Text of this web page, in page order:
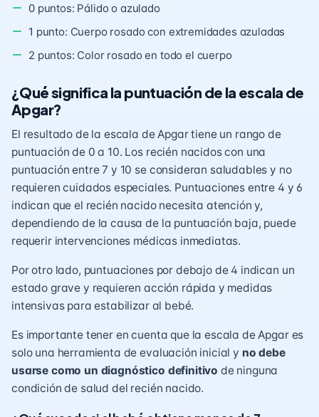
0 puntos: Pálido o azulado
1 punto: Cuerpo rosado con extremidades azuladas
2 puntos: Color rosado en todo el cuerpo
¿Qué significa la puntuación de la escala de
Apgar?
El resultado de la escala de Apgar tiene un rango de
puntuación de 0 a 10. Los recién nacidos con una
puntuación entre 7 y 10 se consideran saludables y no
requieren cuidados especiales. Puntuaciones entre 4 y 6
indican que el recién nacido necesita atención y,
dependiendo de la causa de la puntuación baja, puede
requerir intervenciones médicas inmediatas.
Por otro lado, puntuaciones por debajo de 4 indican un
estado grave y requieren acción rápida y medidas
intensivas para estabilizar al bebé.
Es importante tener en cuenta que la escala de Apgar es
solo una herramienta de evaluación inicial y no debe
usarse como un diagnóstico definitivo de ninguna
condición de salud del recién nacido.